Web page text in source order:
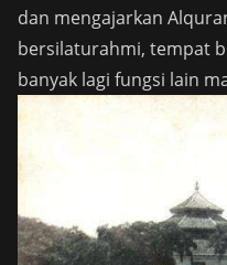
dan mengajarkan
bersilaturahmi, tempat
banyak lagi fungsi lain